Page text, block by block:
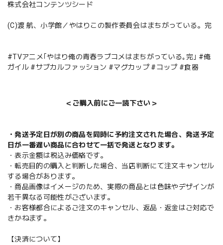
株式会社コンテンツシード
(C)渡 航、小学館／やはりこの製作委員会はまちがっている。完
#TVアニメ｢やはり俺の青春ラブコメはまちがっている｡完｣ #俺
ガイル #サブカルファッション #マグカップ #コップ #食器
＜ご購入前にご一読下さい＞
・発送予定日が別の商品を同時に予約注文された場合、発送予定
日が一番遅い商品に合わせて一括で発送となります。
・表示金額は税込み価格です。
・転売目的の購入と判断した場合、当店判断にて注文キャンセル
する場合があります。
・商品画像はイメージのため、実際の商品とは色味やデザインが
若干異なる可能性がございます。
・お客様都合によるご注文のキャンセル、返品・返金はご対応で
きかねます。
【決済について】